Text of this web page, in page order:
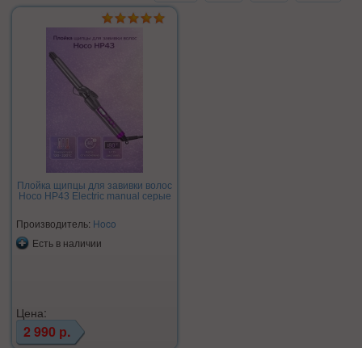
Плойка щипцы для завивки волос
Hoco HP43 Electric manual серые
Производитель: Hoco
Есть в наличии
Цена:
2 990 р.